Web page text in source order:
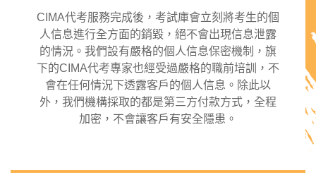
CIMA代考服務完成後，考試庫會立刻將考生的個
人信息進行全方面的銷毀，絕不會出現信息泄露
的情況。我們設有嚴格的個人信息保密機制，旗
下的CIMA代考專家也經受過嚴格的職前培訓，不
會在任何情況下透露客戶的個人信息。除此以
外，我們機構採取的都是第三方付款方式，全程
加密，不會讓客戶有安全隱患。